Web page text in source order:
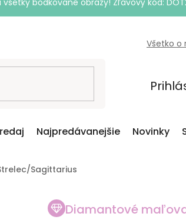
všetky bodkované obrazy! Zľavový kód:
Všetko o
Najpredávanejšie Novinky
Sagittarius
Diamantové